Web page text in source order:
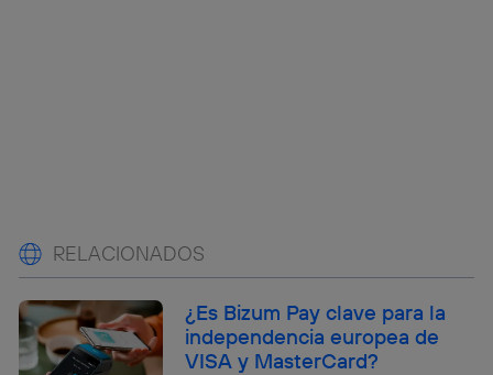
RELACIONADOS
¿Es Bizum Pay clave para la
independencia europea de
VISA y MasterCard?